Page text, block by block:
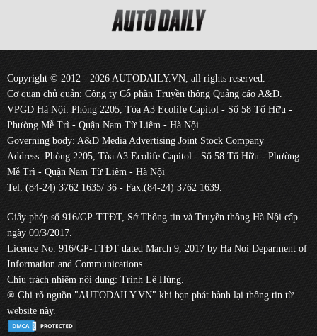
Copyright © 2012 - 2026 AUTODAILY.VN, all rights reserved.
Cơ quan chủ quản: Công ty Cổ phần Truyền thông Quảng cáo A&D.
VPGD Hà Nội: Phòng 2205, Tòa A3 Ecolife Capitol - Số 58 Tố Hữu -
Phường Mễ Trì - Quận Nam Từ Liêm - Hà Nội
Governing body: A&D Media Advertising Joint Stock Company
Address: Phòng 2205, Tòa A3 Ecolife Capitol - Số 58 Tố Hữu - Phường
Mễ Trì - Quận Nam Từ Liêm - Hà Nội
Tel: (84-24) 3762 1635/ 36 - Fax:(84-24) 3762 1639.
Giấy phép số 916/GP-TTĐT, Sở Thông tin và Truyền thông Hà Nội cấp
ngày 09/3/2017.
Licence No. 916/GP-TTĐT dated March 9, 2017 by Ha Noi Deparment of
Information and Communications.
Chịu trách nhiệm nội dung: Trịnh Lê Hùng.
® Ghi rõ nguồn "AUTODAILY.VN" khi bạn phát hành lại thông tin từ
website này.